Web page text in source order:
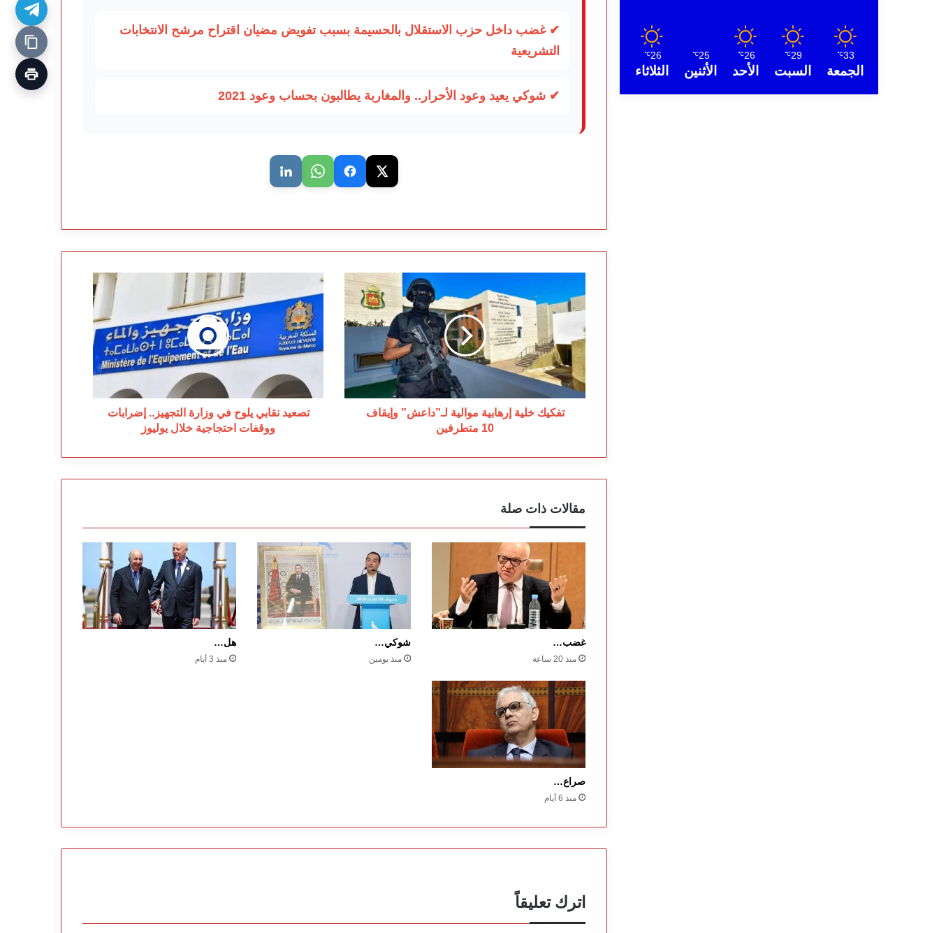
✔ غضب داخل حزب الاستقلال بالحسيمة بسبب تفويض مضيان اقتراح مرشح الانتخابات
التشريعية
✔ شوكي يعيد وعود الأحرار.. والمغاربة يطالبون بحساب وعود 2021
خلية
إرهابية
موالية
لـ”داعش”
وإيقاف
10
متطرفين
تفكيك خلية إرهابية موالية لـ”داعش” وإيقاف
10 متطرفين
تصعيد
نقابي
يلوح
في
وزارة
التجهيز..
ووقفات
احتجاجية
خلال
تصعيد نقابي يلوح في وزارة التجهيز.. إضرابات
ووقفات احتجاجية خلال يوليوز
مقالات ذات صلة
غضب…
منذ 20 ساعة
شوكي…
منذ يومين
هل…
منذ 3 أيام
صراع…
منذ 6 أيام
اترك تعليقاً
33
℃
الجمعة
29
℃
السبت
26
℃
الأحد
25
℃
الأثنين
26
℃
الثلاثاء